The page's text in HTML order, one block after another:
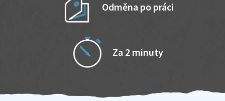
Odměna po práci
Za 2 minuty